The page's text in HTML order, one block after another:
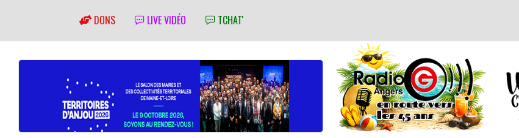
DONS LIVE VIDÉO TCHAT'